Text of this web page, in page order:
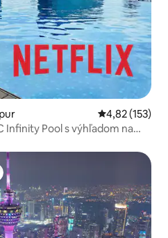
Priemerné
4,82 (153)
Infinity Pool s výhľadom na